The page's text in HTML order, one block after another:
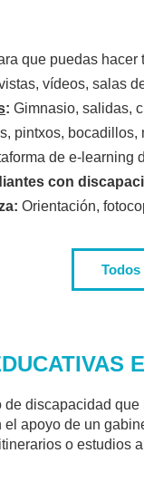
que puedas hacer
vídeos, salas
: Gimnasio, salidas,
pintxos, bocadillos,
de e-learning
con
Orientación,
de discapacidad
apoyo de un
o estudios